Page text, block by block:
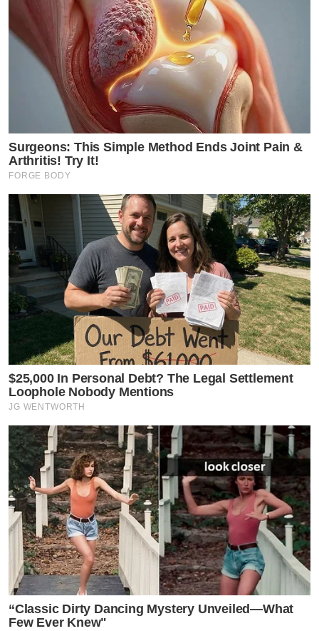
Surgeons: This Simple Method Ends Joint Pain &
Arthritis! Try It!
FORGE BODY
$25,000 In Personal Debt? The Legal Settlement
Loophole Nobody Mentions
JG WENTWORTH
“Classic Dirty Dancing Mystery Unveiled—What
Few Ever Knew"